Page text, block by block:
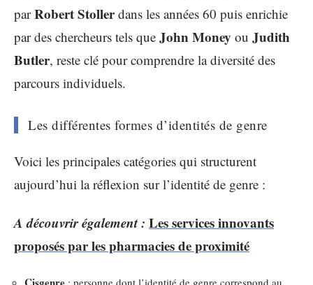
parRobert Stollerdans les années 60 puis enrichie
par des chercheurs tels que John Money ou Judith
Butler, reste clé pour comprendre la diversité des
parcours individuels.
Les différentes formes d’identités de genre
Voici les principales catégories qui structurent
aujourd’hui la réflexion sur l’identité de genre :
A découvrir également : Les services innovants
proposés par les pharmacies de proximité
Cisgenre : personne dont l’identité de genre correspond au